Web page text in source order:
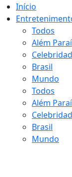
Início
Todos
Além
Brasil
Mundo
Todos
Além
Brasil
Mundo